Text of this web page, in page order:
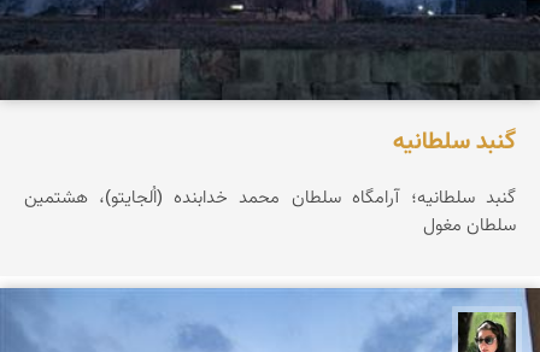
گنبد سلطانیه
گنبد سلطانیه؛ آرامگاه سلطان محمد خدابنده (اُلجایتو)، هشتمین
سلطان مغول
سپیده اصلان